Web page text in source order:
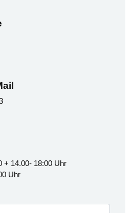
+ 14.00- 18:00 Uhr
Uhr